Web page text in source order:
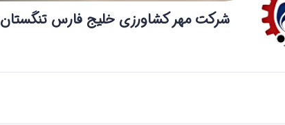
شرکت مهر کشاورزی خلیج فارس تنگستان